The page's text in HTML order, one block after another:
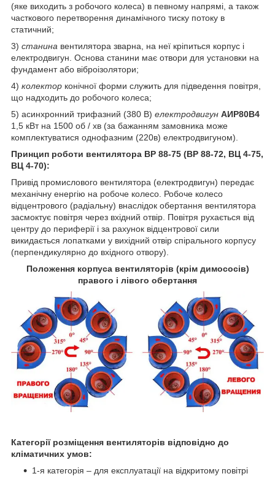
(яке виходить з робочого колеса) в певному напрямі, а також
часткового перетворення динамічного тиску потоку в
статичний;
3) станина вентилятора зварна, на неї кріпиться корпус і
електродвигун. Основа станини має отвори для установки на
фундамент або віброізолятори;
4) колектор конічної форми служить для підведення повітря,
що надходить до робочого колеса;
5) асинхронний трифазний (380 В) електродвигун АИР80В4
1,5 кВт на 1500 об / хв (за бажанням замовника може
комплектуватися однофазним (220в) електродвигуном).
Принцип роботи вентилятора ВР 88-75 (ВР 88-72, ВЦ 4-75,
ВЦ 4-70):
Привід промислового вентилятора (електродвигун) передає
механічну енергію на робоче колесо. Робоче колесо
відцентрового (радіальну) внаслідок обертання вентилятора
засмоктує повітря через вхідний отвір. Повітря рухається від
центру до периферії і за рахунок відцентрової сили
викидається лопатками у вихідний отвір спірального корпусу
(перпендикулярно до вхідного отвору).
Положення корпуса вентиляторів (крім димососів)
правого і лівого обертання
Категорії розміщення вентиляторів відповідно до
кліматичних умов:
1-я категорія – для експлуатації на відкритому повітрі